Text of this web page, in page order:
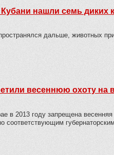
нашли семь диких
дальше, животных
весеннюю охоту
в 2013 году запрещена
соответствующим